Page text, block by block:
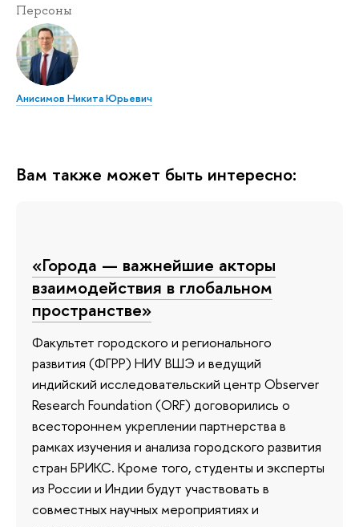
Персоны
Анисимов Никита Юрьевич
Вам также может быть интересно:
«Города — важнейшие акторы
взаимодействия в глобальном
пространстве»
Факультет городского и регионального
развития (ФГРР) НИУ ВШЭ и ведущий
индийский исследовательский центр Observer
Research Foundation (ORF) договорились о
всестороннем укреплении партнерства в
рамках изучения и анализа городского развития
стран БРИКС. Кроме того, студенты и эксперты
из России и Индии будут участвовать в
совместных научных мероприятиях и